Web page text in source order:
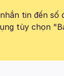
tin đến số
tùy chọn